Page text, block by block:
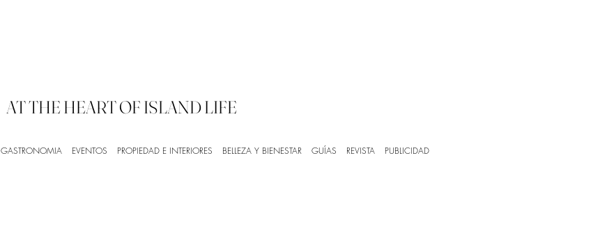
GASTRONOMIA EVENTOS PROPIEDAD E INTERIORES BELLEZA Y BIENESTAR GUÍAS REVISTA PUBLICIDAD
AT THE HEART OF ISLAND LIFE